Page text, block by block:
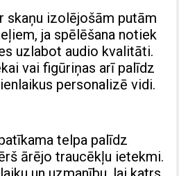
skaņu izolējošām putām
ja spēlēšana notiek
uzlabot audio kvalitāti.
vai figūriņas arī palīdz
personalizē vidi.
telpa palīdz
ārējo traucēkļu ietekmi.